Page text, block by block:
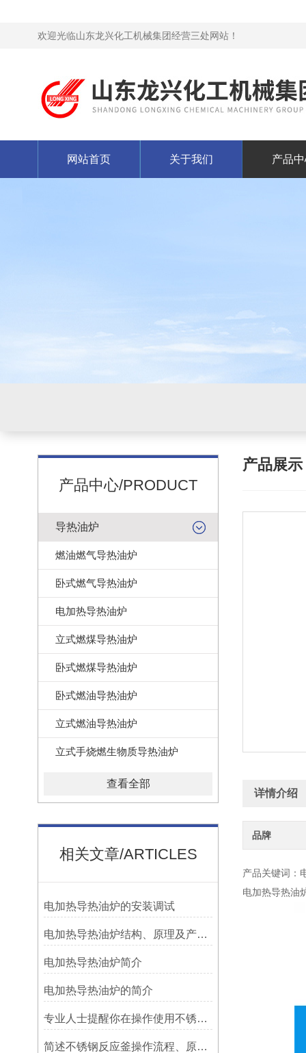
欢迎光临山东龙兴化工机械集团经营三处网站！
网站首页 关于我们 产品
产品中心/PRODUCT
导热油炉
燃油燃气导热油炉
卧式燃气导热油炉
电加热导热油炉
立式燃煤导热油炉
卧式燃煤导热油炉
卧式燃油导热油炉
立式燃油导热油炉
立式手烧燃生物质导热油炉
查看全部
相关文章/ARTICLES
电加热导热油炉的安装调试
电加热导热油炉结构、原理及产品使用特点
电加热导热油炉简介
电加热导热油炉的简介
专业人士提醒你在操作使用不锈钢胶体磨时一定要注意这些事
简述不锈钢反应釜操作流程、原理特点
产品展示
详情介绍
品牌
产品关键词：
电加热导热油